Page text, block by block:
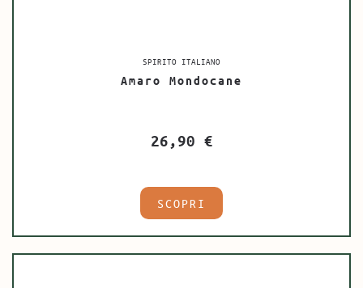
SPIRITO ITALIANO
Amaro Mondocane
26,90 €
SCOPRI